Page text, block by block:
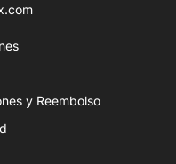
y Reembolso